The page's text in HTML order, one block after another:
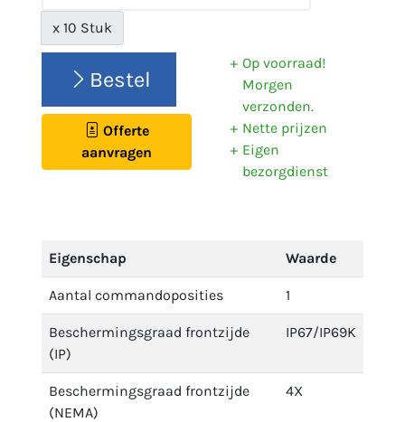
x 10 Stuk
Bestel
Offerte
aanvragen
Op voorraad!
Morgen
verzonden.
Nette prijzen
Eigen
bezorgdienst
Eigenschap Waarde
Aantal commandoposities 1
Beschermingsgraad frontzijde
(IP)
IP67/IP69K
Beschermingsgraad frontzijde
(NEMA)
4X